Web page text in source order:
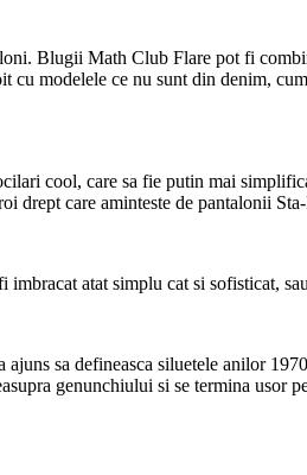
Blugii Math Club Flare pot fi
cu modelele ce nu sunt din denim,
cool, care sa fie putin mai
drept care aminteste de pantalonii
atat simplu cat si sofisticat,
ajuns sa defineasca siluetele anilor
genunchiului si se termina